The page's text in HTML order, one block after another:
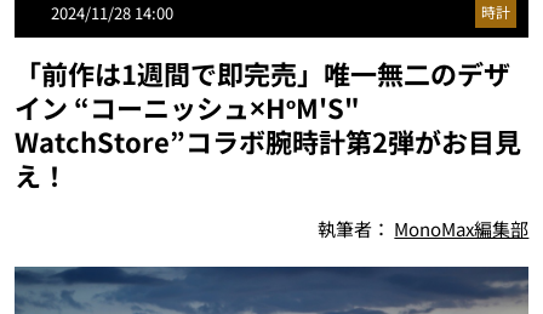
2024/11/28 14:00 時計
「前作は1週間で即完売」唯一無二のデザ
イン “コーニッシュ×HºM'S"
WatchStore”コラボ腕時計第2弾がお目見
え！
執筆者： MonoMax編集部